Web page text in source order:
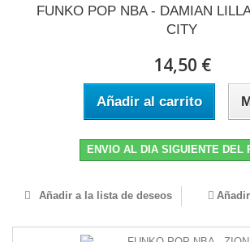
FUNKO POP NBA - DAMIAN
CITY
14,50 €
Añadir al carrito
ENVIO AL DIA SIGUIENTE DEL
Añadir a la lista de deseos